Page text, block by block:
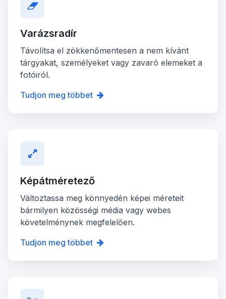
Varázsradír
Távolítsa el zökkenőmentesen a nem kívánt
tárgyakat, személyeket vagy zavaró elemeket a
fotóiról.
Tudjon meg többet
Képátméretező
Változtassa meg könnyedén képei méreteit
bármilyen közösségi média vagy webes
követelménynek megfelelően.
Tudjon meg többet